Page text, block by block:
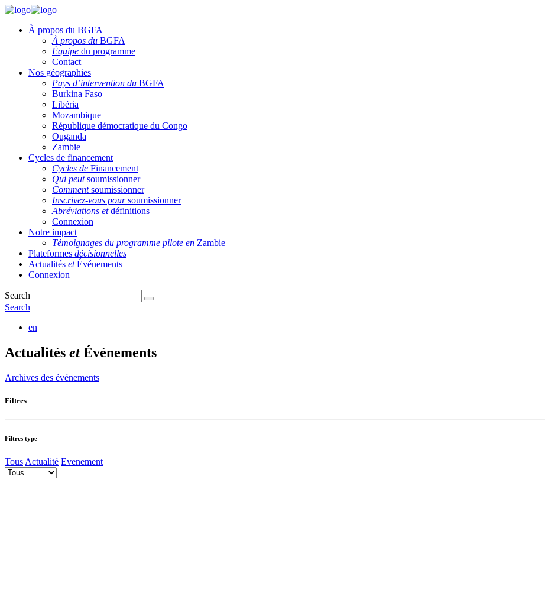
À propos du BGFA
À propos du BGFA
Équipe du programme
Contact
Nos géographies
Pays d’intervention du BGFA
Burkina Faso
Libéria
Mozambique
République démocratique du Congo
Ouganda
Zambie
Cycles de financement
Cycles de Financement
Qui peutsoumissionner
Commentsoumissionner
Inscrivez-vous poursoumissionner
Abréviations etdéfinitions
Connexion
Notre impact
Témoignages du programme pilote en Zambie
Plateformes décisionnelles
Actualités etÉvénements
Connexion
Search
Search
en
Actualités etÉvénements
Archives des événements
Filtres
Filtres type
Tous Actualité Evenement